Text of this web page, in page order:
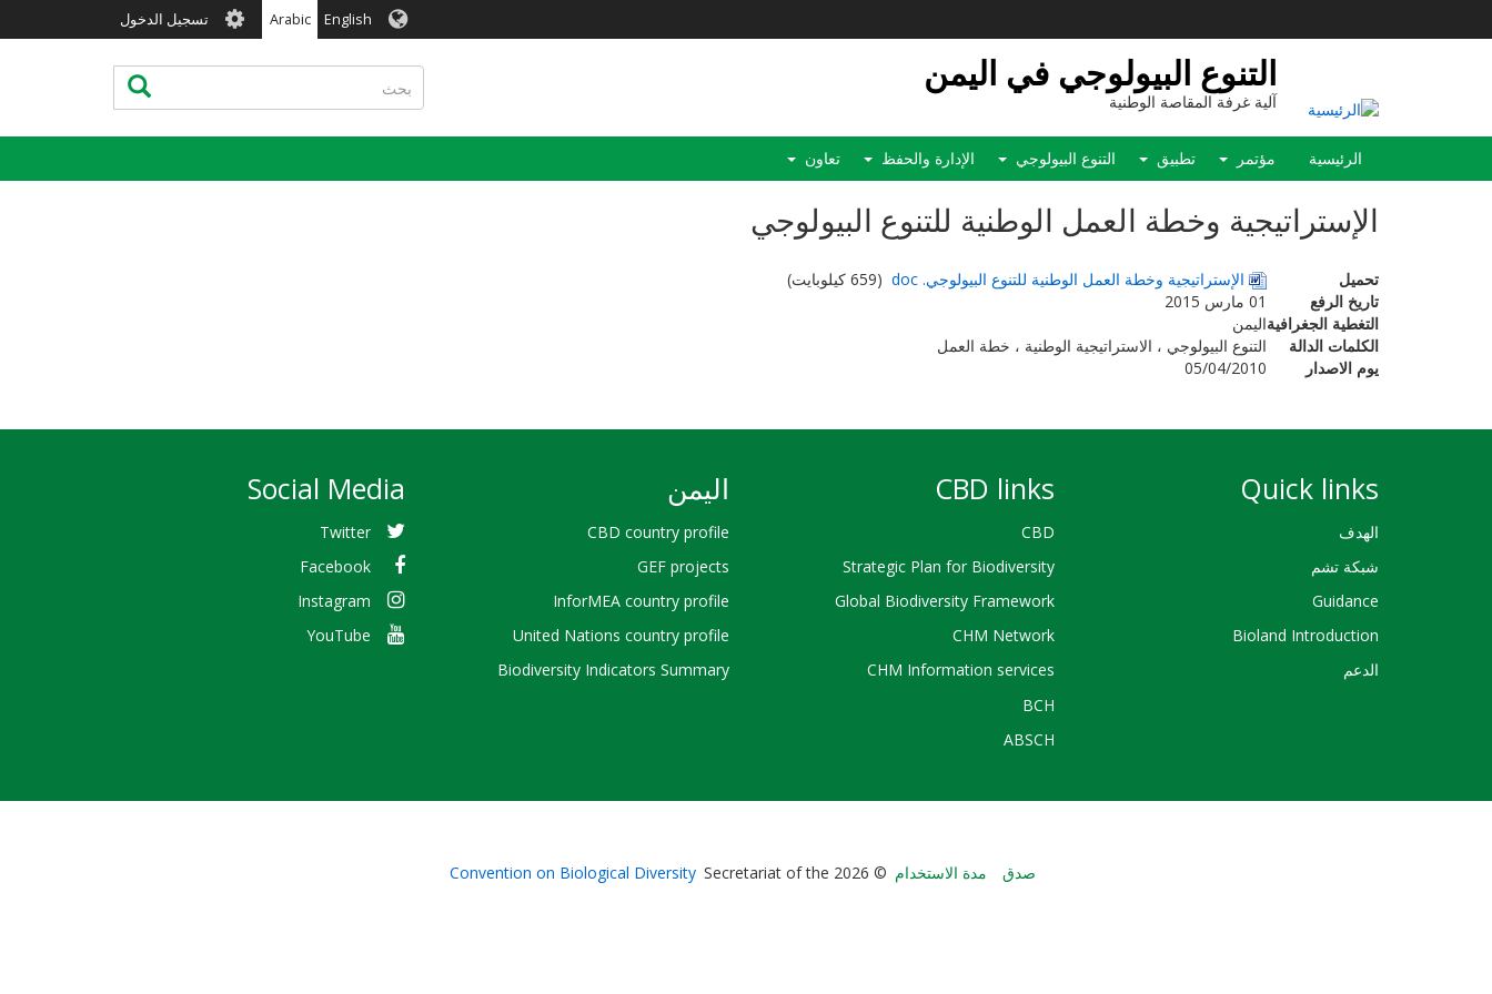
English
Arabic
User
account
menu
تسجيل الدخول
التنوع البيولوجي في اليمن
آلية غرفة المقاصة الوطنية
بحث بحث
Main
navigation
الرئيسية مؤتمر تطبيق التنوع البيولوجي الإدارة والحفظ تعاون
الإستراتيجية وخطة العمل الوطنية للتنوع البيولوجي
تحميل الإستراتيجية وخطة العمل الوطنية للتنوع البيولوجي. doc
(659 كيلوبايت)
تاريخ الرفع
01 مارس 2015
التغطية الجغرافيةاليمن
الكلمات الدالة
التنوع البيولوجي ، الاستراتيجية الوطنية ، خطة العمل
يوم الاصدار
05/04/2010
Quick links
الهدف
شبكة تشم
Guidance
Bioland Introduction
الدعم
CBD links
CBD
Strategic Plan for Biodiversity
Global Biodiversity Framework
CHM Network
CHM Information services
BCH
ABSCH
اليمن
CBD country profile
GEF projects
InforMEA country profile
United Nations country profile
Biodiversity Indicators Summary
Social Media
Twitter
Facebook
Instagram
YouTube
Bioland صدق مدة الاستخدام © 2026 Secretariat of the
Convention on Biological Diversity